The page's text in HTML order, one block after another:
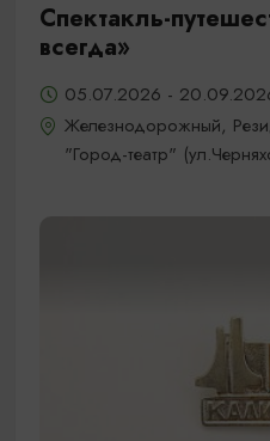
Спектакль-
всегда»
05.07.2026 -
Железнодорожный,
"Город-театр"